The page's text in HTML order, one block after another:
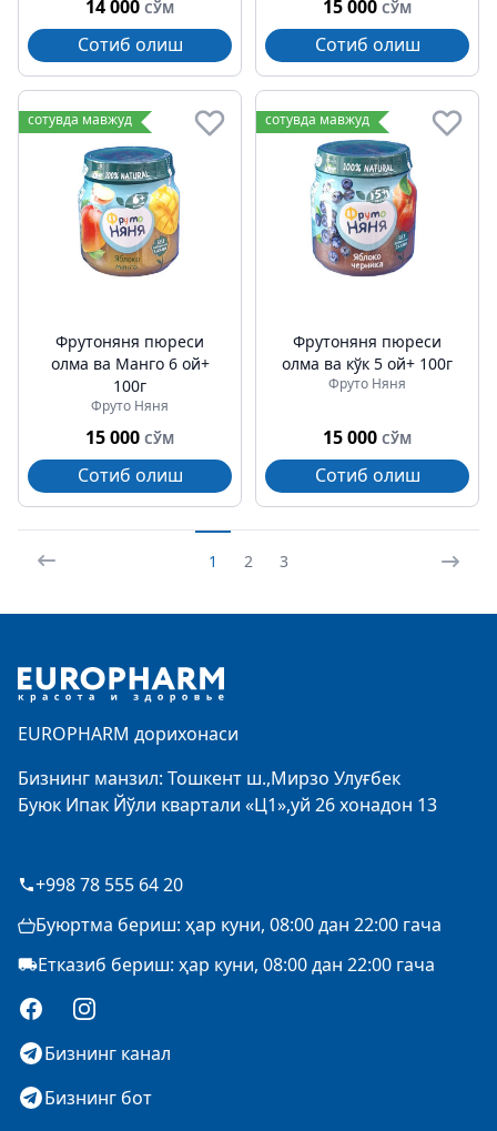
14 000 СЎМ
Сотиб олиш
15 000 СЎМ
Сотиб олиш
сотувда мавжуд
Фрутоняня пюреси
олма ва Манго 6 ой+
100г
Фруто Няня
15 000 СЎМ
Сотиб олиш
сотувда мавжуд
Фрутоняня пюреси
олма ва кўк 5 ой+ 100г
Фруто Няня
15 000 СЎМ
Сотиб олиш
1 2 3
EUROPHARM дорихонаси
Бизнинг манзил: Тошкент ш.,Мирзо Улуғбек
Буюк Ипак Йўли квартали «Ц1»,уй 26 хонадон 13
+998 78 555 64 20
Буюртма бериш: ҳар куни, 08:00 дан 22:00 гача
Етказиб бериш: ҳар куни, 08:00 дан 22:00 гача
FacebookInstagram
Бизнинг канал
Бизнинг бот